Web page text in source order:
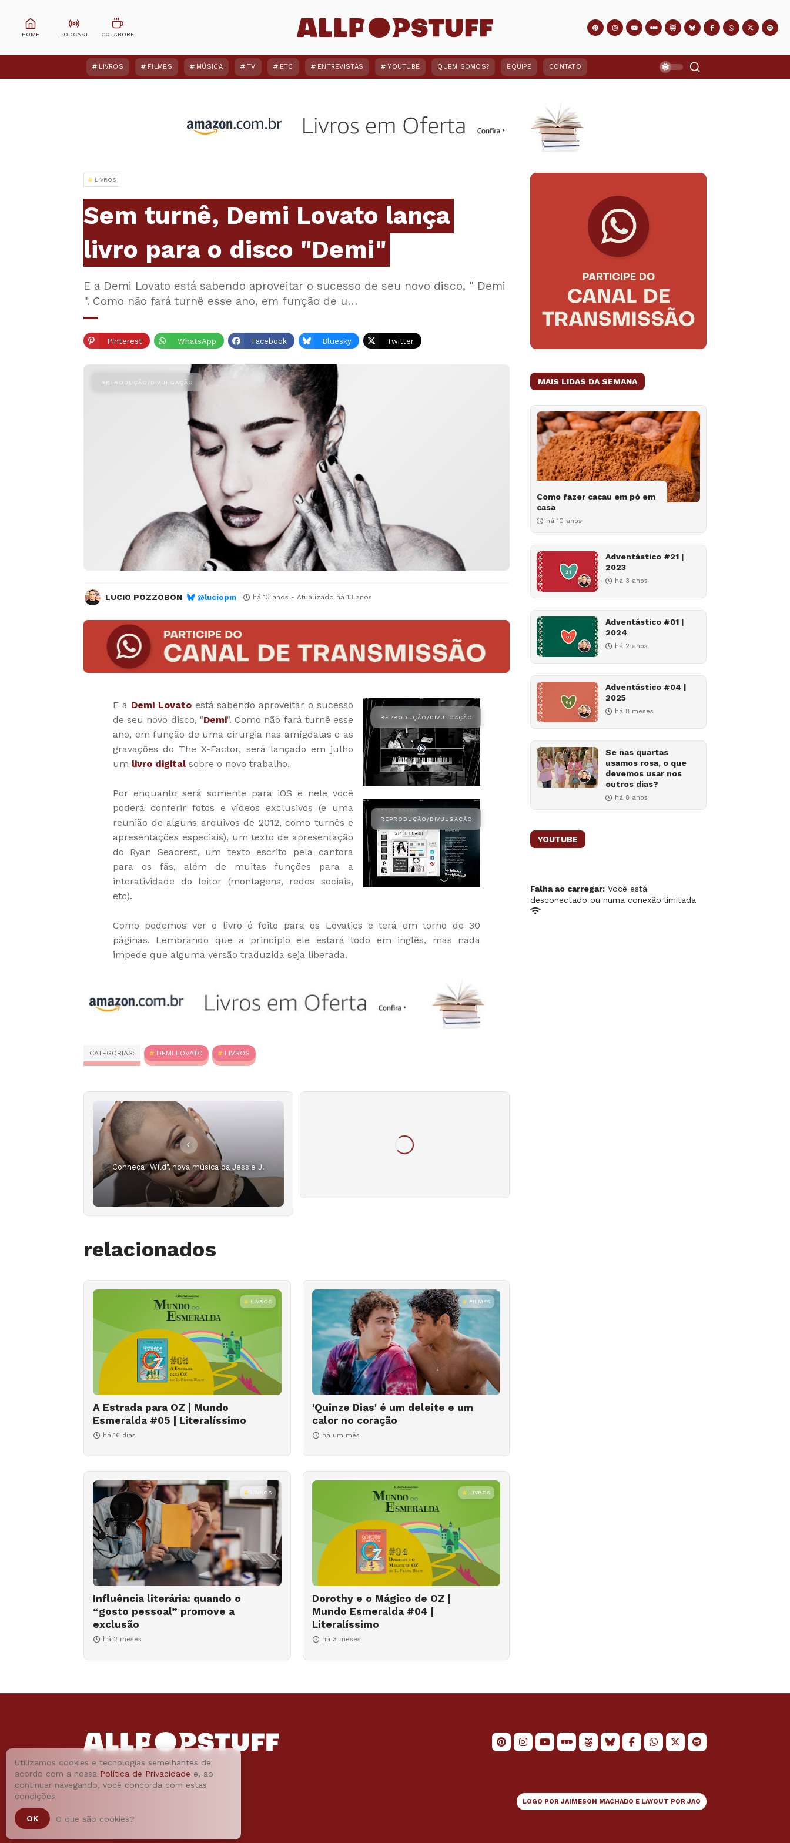
LIVROS FILMES MÚSICA TV ETC ENTREVISTAS YOUTUBE QUEM SOMOS? EQUIPE CONTATO
LIVROS
Sem turnê, Demi Lovato lança
livro para o disco "Demi"
E a Demi Lovato está sabendo aproveitar o sucesso de seu novo disco, " Demi
". Como não fará turnê esse ano, em função de u…
Pinterest WhatsApp Facebook Bluesky Twitter
LUCIO POZZOBON @luciopm há 13 anos - Atualizado há 13 anos
E a Demi Lovatoestá sabendo aproveitar o sucesso
de seu novo disco, "Demi". Como não fará turnê esse
ano, em função de uma cirurgia nas amígdalas e as
gravações do The X-Factor, será lançado em julho
um livro digital sobre o novo trabalho.
Por enquanto será somente para iOS e nele você
poderá conferir fotos e vídeos exclusivos (e uma
reunião de alguns arquivos de 2012, como turnês e
apresentações especiais), um texto de apresentação
do Ryan Seacrest, um texto escrito pela cantora
para os fãs, além de muitas funções para a
interatividade do leitor (montagens, redes sociais,
etc).
Como podemos ver o livro é feito para os Lovatics e terá em torno de 30
páginas. Lembrando que a princípio ele estará todo em inglês, mas nada
impede que alguma versão traduzida seja liberada.
CATEGORIAS: DEMI LOVATO LIVROS
Conheça "Wild", nova música da Jessie J.
relacionados
LIVROS
A Estrada para OZ | Mundo
Esmeralda #05 | Literalíssimo
há 16 dias
FILMES
'Quinze Dias' é um deleite e um
calor no coração
há um mês
LIVROS
Influência literária: quando o
“gosto pessoal” promove a
exclusão
há 2 meses
LIVROS
Dorothy e o Mágico de OZ |
Mundo Esmeralda #04 |
Literalíssimo
há 3 meses
MAIS LIDAS DA SEMANA
Como fazer cacau em pó em
casa
há 10 anos
Adventástico #21 |
2023
há 3 anos
Adventástico #01 |
2024
há 2 anos
Adventástico #04 |
2025
há 8 meses
Se nas quartas
usamos rosa, o que
devemos usar nos
outros dias?
há 8 anos
YOUTUBE
Falha ao carregar: Você está
desconectado ou numa conexão limitada
LOGO POR JAIMESON MACHADO E LAYOUT POR JAO
Utilizamos cookies e tecnologias semelhantes de
acordo com a nossa Política de Privacidade e, ao
continuar navegando, você concorda com estas
condições
OK O que são cookies?